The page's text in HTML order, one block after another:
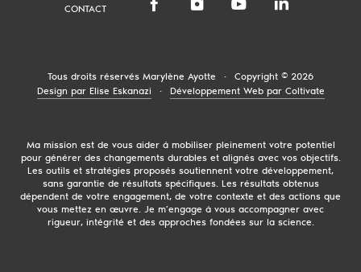
CONTACT
Tous droits réservés Marylène Ayotte · Copyright © 2026
Design par Elise Eskanazi
· Développement Web par Coltivate
Ma mission est de vous aider à mobiliser pleinement votre potentiel
pour générer des changements durables et alignés avec vos objectifs.
Les outils et stratégies proposés soutiennent votre développement,
sans garantie de résultats spécifiques. Les résultats obtenus
dépendent de votre engagement, de votre contexte et des actions que
vous mettez en œuvre. Je m’engage à vous accompagner avec
rigueur, intégrité et des approches fondées sur la science.